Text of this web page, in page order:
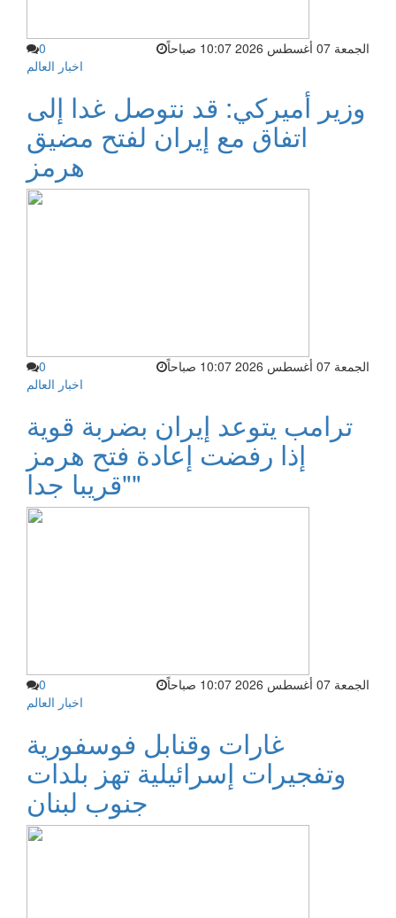
الجمعة 07 أغسطس 2026 10:07 صباحاً
0
اخبار العالم
وزير أميركي: قد نتوصل غدا إلى
اتفاق مع إيران لفتح مضيق
هرمز
الجمعة 07 أغسطس 2026 10:07 صباحاً
0
اخبار العالم
ترامب يتوعد إيران بضربة قوية
إذا رفضت إعادة فتح هرمز
"قريبا جدا"
الجمعة 07 أغسطس 2026 10:07 صباحاً
0
اخبار العالم
غارات وقنابل فوسفورية
وتفجيرات إسرائيلية تهز بلدات
جنوب لبنان